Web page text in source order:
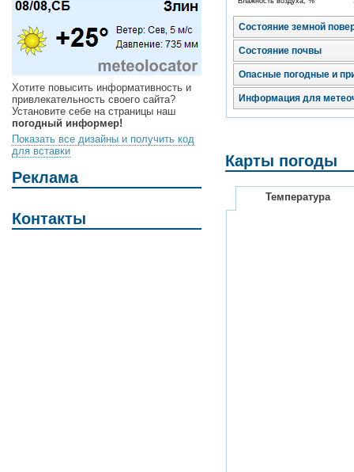
Хотите повысить информативность и
привлекательность своего сайта?
Установите себе на страницы наш
погодный информер!
Показать все дизайны и получить код
для вставки
Реклама
Контакты
Состояние земной
Состояние почвы
Опасные погодные и
Информация для
Карты погоды
Температура